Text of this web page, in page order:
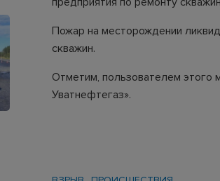
Пожар на месторождении
скважин.
Отметим, пользователем этого
Уватнефтегаз».